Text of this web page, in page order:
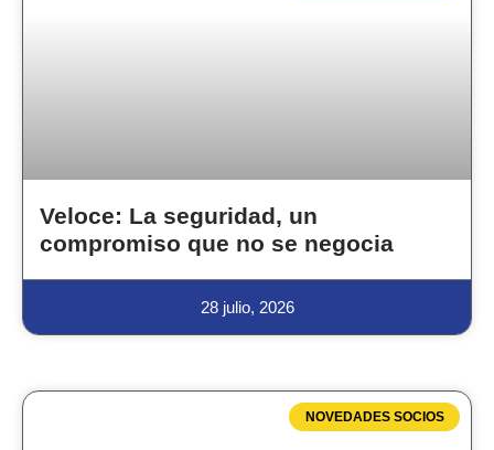
Veloce: La seguridad, un
compromiso que no se negocia
28 julio, 2026
NOVEDADES SOCIOS